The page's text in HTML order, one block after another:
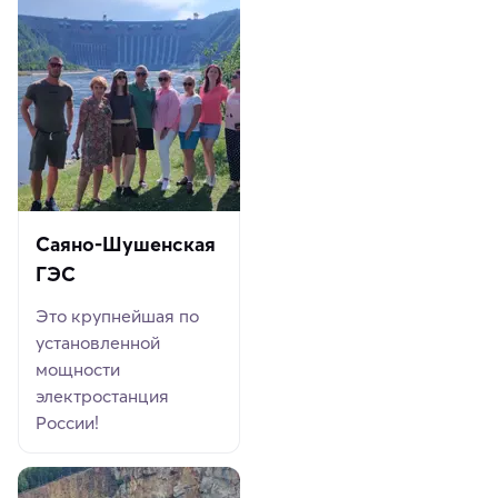
Саяно-Шушенская
ГЭС
Это крупнейшая по
установленной
мощности
электростанция
России!